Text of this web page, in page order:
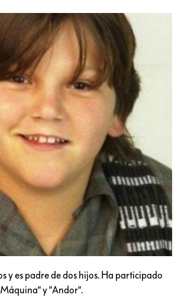
y es padre de dos hijos. Ha participado
y "Andor".